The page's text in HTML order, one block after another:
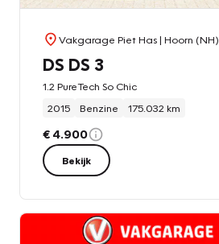
Vakgarage Piet Has| Hoorn (NH)
DS DS 3
1.2 PureTech So Chic
2015
Benzine 175.032 km
€ 4.900
Bekijk